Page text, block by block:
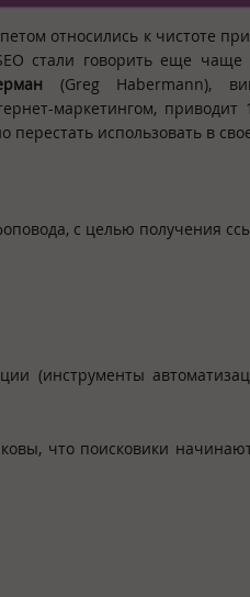
относились к чистоте
стали говорить еще
(Greg Habermann),
маркетингом, приводит
перестать использовать в
с целью получения
(инструменты
что поисковики